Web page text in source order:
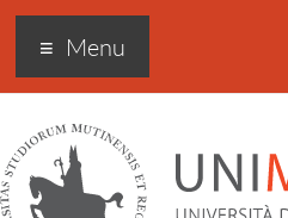
Master
livello in
sicurezza e
luoghi di
Menu